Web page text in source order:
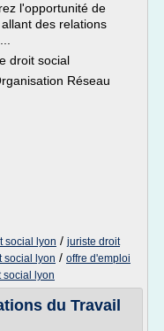
l'opportunité de
des relations
droit social
Réseau
social lyon / juriste droit
social lyon / offre d'emploi
social lyon
du Travail